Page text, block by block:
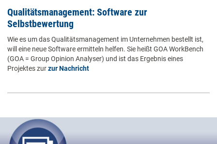
Qualitätsmanagement: Software zur
Selbstbewertung
Wie es um das Qualitätsmanagement im Unternehmen bestellt ist,
will eine neue Software ermitteln helfen. Sie heißt GOA WorkBench
(GOA = Group Opinion Analyser) und ist das Ergebnis eines
Projektes zurzur Nachricht